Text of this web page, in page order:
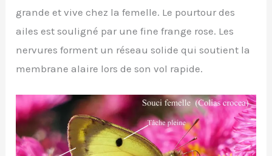
grande et vive chez la femelle. Le pourtour des
ailes est souligné par une fine frange rose. Les
nervures forment un réseau solide qui soutient la
membrane alaire lors de son vol rapide.